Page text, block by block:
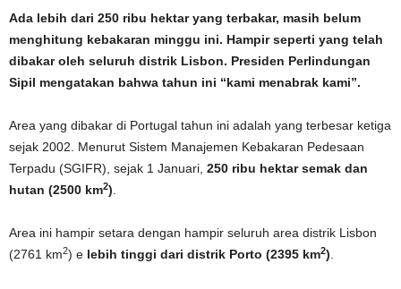
Ada lebih dari 250 ribu hektar yang terbakar, masih belum
menghitung kebakaran minggu ini. Hampir seperti yang telah
dibakar oleh seluruh distrik Lisbon. Presiden Perlindungan
Sipil mengatakan bahwa tahun ini “kami menabrak kami”.
Area yang dibakar di Portugal tahun ini adalah yang terbesar ketiga
sejak 2002. Menurut Sistem Manajemen Kebakaran Pedesaan
Terpadu (SGIFR), sejak 1 Januari, 250 ribu hektar semak dan
hutan (2500 km2)
Area ini hampir setara dengan hampir seluruh area distrik Lisbon
(2761 km2) e lebih tinggi dari distrik Porto (2395 km2)